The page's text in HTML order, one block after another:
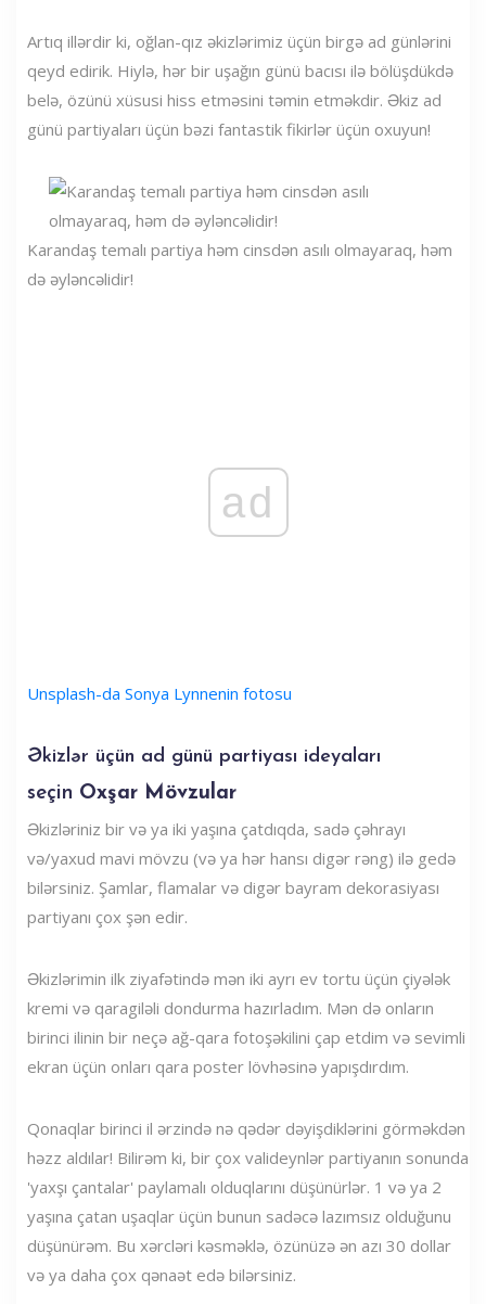
Artıq illərdir ki, oğlan-qız əkizlərimiz üçün birgə ad günlərini
qeyd edirik. Hiylə, hər bir uşağın günü bacısı ilə bölüşdükdə
belə, özünü xüsusi hiss etməsini təmin etməkdir. Əkiz ad
günü partiyaları üçün bəzi fantastik fikirlər üçün oxuyun!
Karandaş temalı partiya həm cinsdən asılı olmayaraq, həm
də əyləncəlidir!
ad
Unsplash-da Sonya Lynnenin fotosu
Əkizlər üçün ad günü partiyası ideyaları
seçin Oxşar Mövzular
Əkizləriniz bir və ya iki yaşına çatdıqda, sadə çəhrayı
və/yaxud mavi mövzu (və ya hər hansı digər rəng) ilə gedə
bilərsiniz. Şamlar, flamalar və digər bayram dekorasiyası
partiyanı çox şən edir.
Əkizlərimin ilk ziyafətində mən iki ayrı ev tortu üçün çiyələk
kremi və qaragiləli dondurma hazırladım. Mən də onların
birinci ilinin bir neçə ağ-qara fotoşəkilini çap etdim və sevimli
ekran üçün onları qara poster lövhəsinə yapışdırdım.
Qonaqlar birinci il ərzində nə qədər dəyişdiklərini görməkdən
həzz aldılar! Bilirəm ki, bir çox valideynlər partiyanın sonunda
'yaxşı çantalar' paylamalı olduqlarını düşünürlər. 1 və ya 2
yaşına çatan uşaqlar üçün bunun sadəcə lazımsız olduğunu
düşünürəm. Bu xərcləri kəsməklə, özünüzə ən azı 30 dollar
və ya daha çox qənaət edə bilərsiniz.